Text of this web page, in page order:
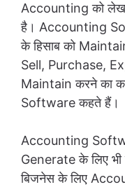
Accounting को
है। Accounting
के हिसाब को
Sell, Purchase,
Maintain करने का
Software कहते हैं।
Accounting
Generate के लिए भी
बिजनेस के लिए